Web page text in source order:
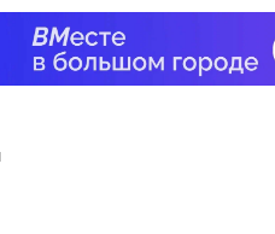
которое